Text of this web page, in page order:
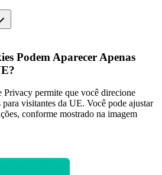
Podem Aparecer Apenas
Privacy permite que você direcione
para visitantes da UE. Você pode ajustar
conforme mostrado na imagem